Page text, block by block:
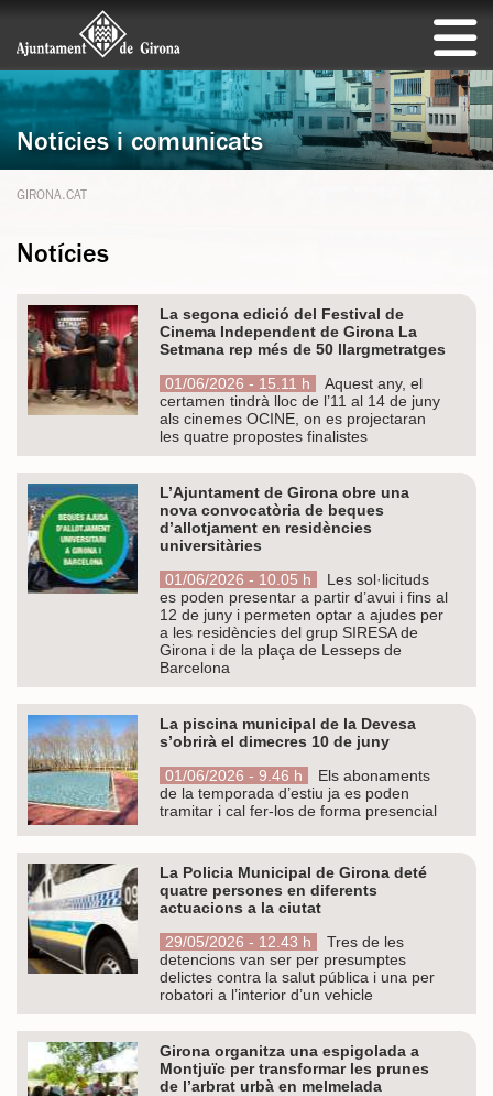
Notícies i comunicats
GIRONA.CAT
Notícies
La segona edició del Festival de
Cinema Independent de Girona La
Setmana rep més de 50 llargmetratges
01/06/2026 - 15.11 h
Aquest any, el
certamen tindrà lloc de l’11 al 14 de juny
als cinemes OCINE, on es projectaran
les quatre propostes finalistes
L’Ajuntament de Girona obre una
nova convocatòria de beques
d’allotjament en residències
universitàries
01/06/2026 - 10.05 h
Les sol·licituds
es poden presentar a partir d’avui i fins al
12 de juny i permeten optar a ajudes per
a les residències del grup SIRESA de
Girona i de la plaça de Lesseps de
Barcelona
La piscina municipal de la Devesa
s’obrirà el dimecres 10 de juny
01/06/2026 - 9.46 h
Els abonaments
de la temporada d’estiu ja es poden
tramitar i cal fer-los de forma presencial
La Policia Municipal de Girona deté
quatre persones en diferents
actuacions a la ciutat
29/05/2026 - 12.43 h
Tres de les
detencions van ser per presumptes
delictes contra la salut pública i una per
robatori a l’interior d’un vehicle
Girona organitza una espigolada a
Montjuïc per transformar les prunes
de l’arbrat urbà en melmelada